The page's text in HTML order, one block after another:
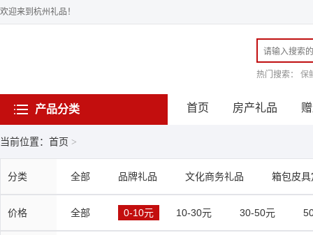
欢迎来到杭州礼品！
热门搜索： 保
产品分类 首页 房产礼品
当前位置：首页 >
分类 全部 品牌礼品 文化商务礼品 箱包皮具
价格 全部 0-10元 10-30元 30-50元